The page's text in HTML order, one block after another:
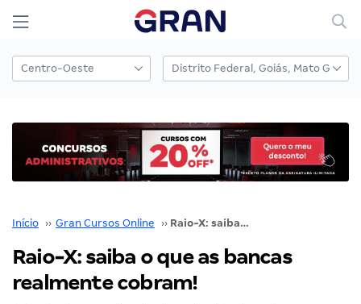
Início ›› Gran Cursos Online ›› Raio-X: saiba o que as bancas realmente cobram!
Raio-X: saiba o que as bancas
realmente cobram!